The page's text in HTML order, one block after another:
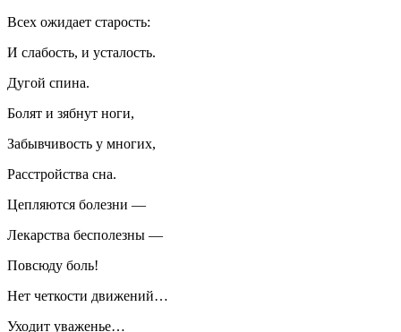
Всех ожидает старость:
И слабость, и усталость.
Дугой спина.
Болят и зябнут ноги,
Забывчивость у многих,
Расстройства сна.
Цепляются болезни —
Лекарства бесполезны —
Повсюду боль!
Нет четкости движений…
Уходит уваженье…